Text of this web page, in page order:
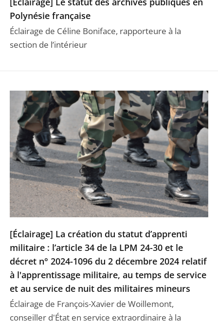
Polynésie française
Éclairage de Céline Boniface, rapporteure à la
section de l’intérieur
[Éclairage] La création du statut d’apprenti
militaire : l’article 34 de la LPM 24-30 et le
décret n° 2024-1096 du 2 décembre 2024 relatif
à l'apprentissage militaire, au temps de service
et au service de nuit des militaires mineurs
Éclairage de François-Xavier de Woillemont,
conseiller d'État en service extraordinaire à la